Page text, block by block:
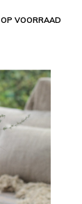
OP VOORRAAD